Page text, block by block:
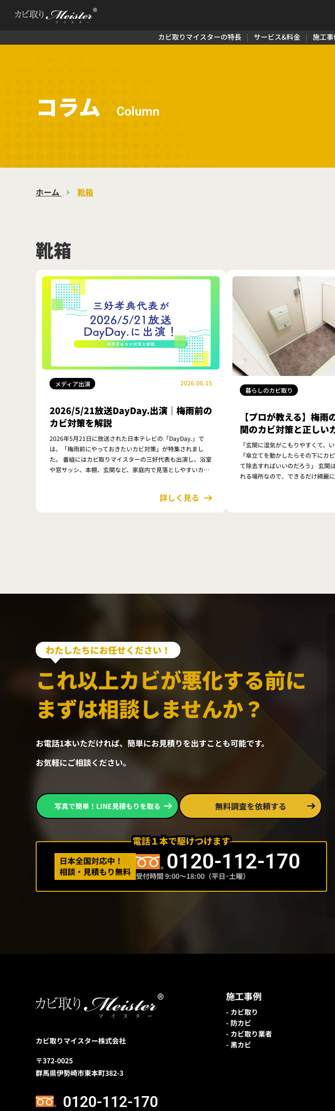
カビ取りマイスターの特長 サービス&料金 施工事
コラム Column
ホーム 靴箱
靴箱
メディア出演 2026.06.15
2026/5/21放送DayDay.出演｜梅雨前の
カビ対策を解説
2026年5月21日に放送された日本テレビの「DayDay.」で
は、「梅雨前にやっておきたいカビ対策」が特集されまし
た。 番組にはカビ取りマイスターの三好代表も出演し、浴室
や窓サッシ、本棚、玄関など、家庭内で見落としやすいカビ
詳しく見る
暮らしのカビ取り
【プロが教える】梅雨
関のカビ対策と正しい
「玄関に湿気がこもりやすくて、
「傘立てを動かしたらその下にカ
て除去すればいいのだろう」 玄関は自宅の中でも一番人が訪
れる場所なので、できるだけ綺麗
わたしたちにお任せください！
これ以上カビが悪化する前に
まずは相談しませんか？
お電話1本いただければ、 簡単にお見積りを出すことも可能です。
お気軽にご相談ください。
写真で簡単！LINE見積もりを取る 無料調査を依頼する
日本全国対応中！
相談・見積もり無料
0120-112-170
受付時間 9:00〜18:00（平日･土曜）
カビ取りマイスター株式会社
〒372-0025
群馬県伊勢崎市東本町382-3
0120-112-170
施工事例
カビ取り
防カビ
カビ取り業者
黒カビ